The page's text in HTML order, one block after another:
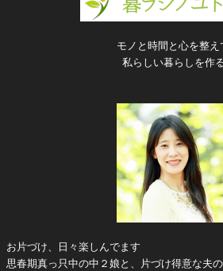
モノと時間と心を整え
私らしい暮らしを作
お片づけ、日々楽しんでます
思春期真っ只中の中２娘と、片づけ得意な夫の